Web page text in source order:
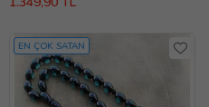
EN ÇOK SATAN